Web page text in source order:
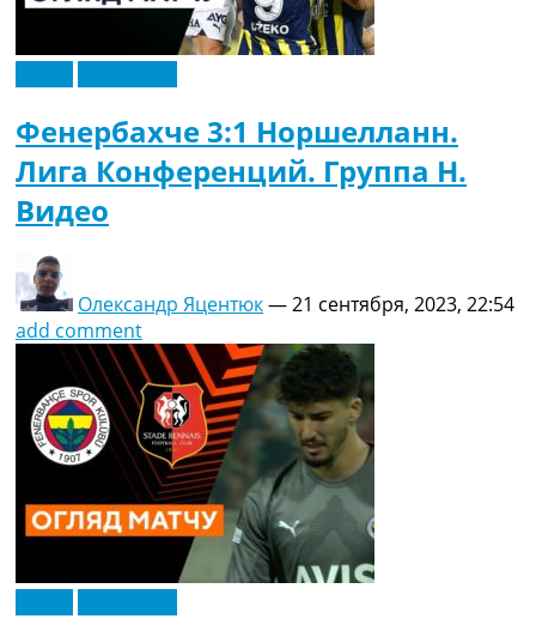
Фенербахче 3:1 Норшелланн.
Лига Конференций. Группа H.
Видео
Олександр Яцентюк—21 сентября, 2023, 22:54
add comment